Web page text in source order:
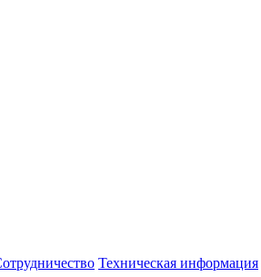
Техническая информация